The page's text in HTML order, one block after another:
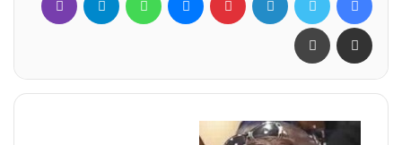
مشاركة عبر البريد
طباعة